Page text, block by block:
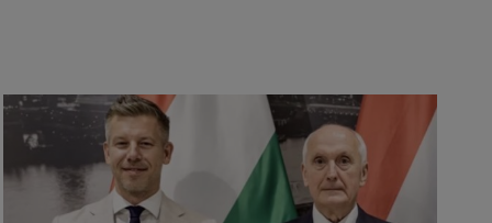
după ce a atins un stâlp de iluminat din